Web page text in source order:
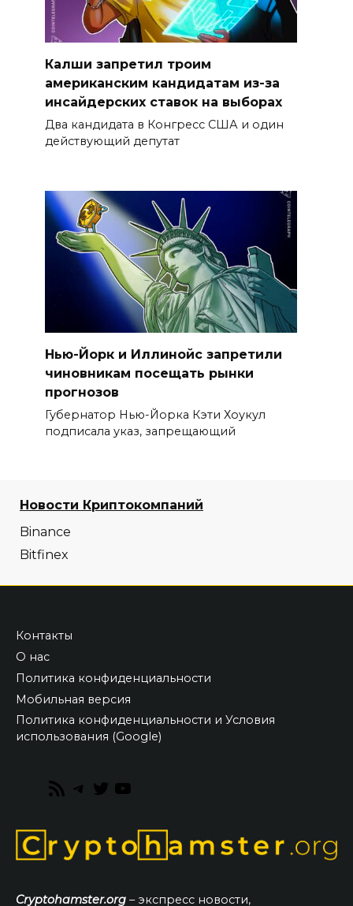
Калши запретил троим
американским кандидатам из-за
инсайдерских ставок на выборах
Два кандидата в Конгресс США и один
действующий депутат
Нью-Йорк и Иллинойс запретили
чиновникам посещать рынки
прогнозов
Губернатор Нью-Йорка Кэти Хоукул
подписала указ, запрещающий
Новости Криптокомпаний
Binance
Bitfinex
Контакты
О нас
Политика конфиденциальности
Мобильная версия
Политика конфиденциальности и Условия
использования (Google)
RSS
Telegram
Twitter
Cryptohamster.org – экспресс новости,